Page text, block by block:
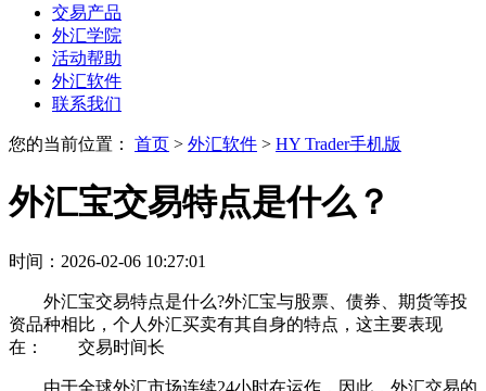
交易产品
外汇学院
活动帮助
外汇软件
联系我们
您的当前位置： 首页 > 外汇软件 > HY Trader手机版
外汇宝交易特点是什么？
时间：2026-02-06 10:27:01
外汇宝交易特点是什么?外汇宝与股票、债券、期货等投
资品种相比，个人外汇买卖有其自身的特点，这主要表现
在： 交易时间长
由于全球外汇市场连续24小时在运作，因此，外汇交易的